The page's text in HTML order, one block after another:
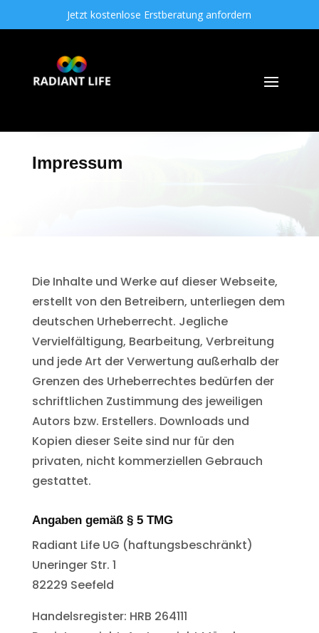
Jetzt kostenlose Erstberatung anfordern
Impressum
Die Inhalte und Werke auf dieser Webseite,
erstellt von den Betreibern, unterliegen dem
deutschen Urheberrecht. Jegliche
Vervielfältigung, Bearbeitung, Verbreitung
und jede Art der Verwertung außerhalb der
Grenzen des Urheberrechtes bedürfen der
schriftlichen Zustimmung des jeweiligen
Autors bzw. Erstellers. Downloads und
Kopien dieser Seite sind nur für den
privaten, nicht kommerziellen Gebrauch
gestattet.
Angaben gemäß § 5 TMG
Radiant Life UG (haftungsbeschränkt)
Uneringer Str. 1
82229 Seefeld
Handelsregister: HRB 264111